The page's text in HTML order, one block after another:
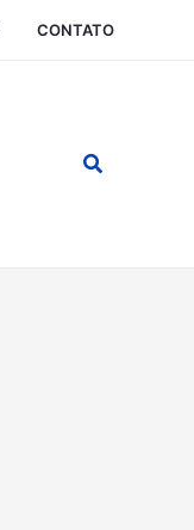
CONTATO
Pesquisar